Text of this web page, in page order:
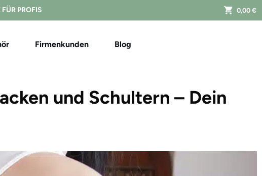
PROFIS 0,00 €
Firmenkunden Blog
und Schultern – Dein